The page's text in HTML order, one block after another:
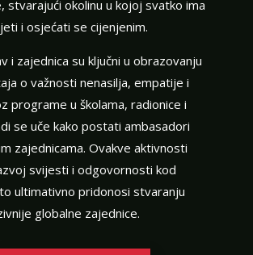
stvarajući okolinu u kojoj svatko ima
i osjećati se cijenjenim.
i zajednica su ključni u obrazovanju
o važnosti nenasilja, empatije i
programe u školama, radionice i
se uče kako postati ambasadori
zajednicama. Ovakve aktivnosti
svijesti i odgovornosti kod
ultimativno pridonosi stvaranju
globalne zajednice.